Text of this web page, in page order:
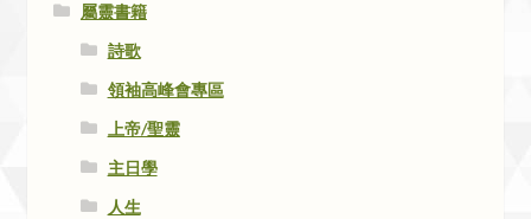
屬靈書籍
詩歌
領袖高峰會專區
上帝/聖靈
主日學
人生